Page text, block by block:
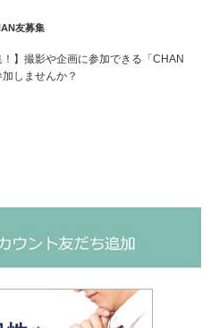
友募集
！】撮影や企画に参加できる「CHAN
しませんか？